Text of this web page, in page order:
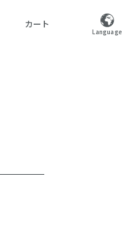
カート
Language